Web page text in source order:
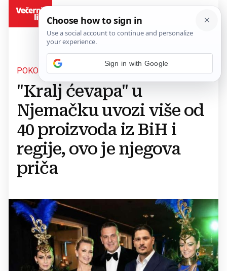
POKORIO MÜNCHEN
"Kralj ćevapa" u
Njemačku uvozi više od
40 proizvoda iz BiH i
regije, ovo je njegova
priča